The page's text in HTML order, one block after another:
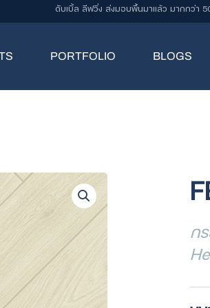
ดับเบิ้ล ลีฟวิ่ง ส่งมอบพื้นมาแล้ว มากกว่า
PORTFOLIO BLOGS
ก